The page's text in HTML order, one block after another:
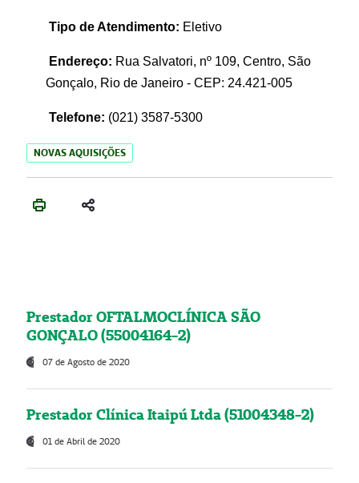
Tipo de Atendimento: Eletivo
Endereço: Rua Salvatori, nº 109, Centro, São
Gonçalo, Rio de Janeiro - CEP: 24.421-005
Telefone: (021) 3587-5300
NOVAS AQUISIÇÕES
Prestador OFTALMOCLÍNICA SÃO
GONÇALO (55004164-2)
07 de Agosto de 2020
Prestador Clínica Itaipú Ltda (51004348-2)
01 de Abril de 2020